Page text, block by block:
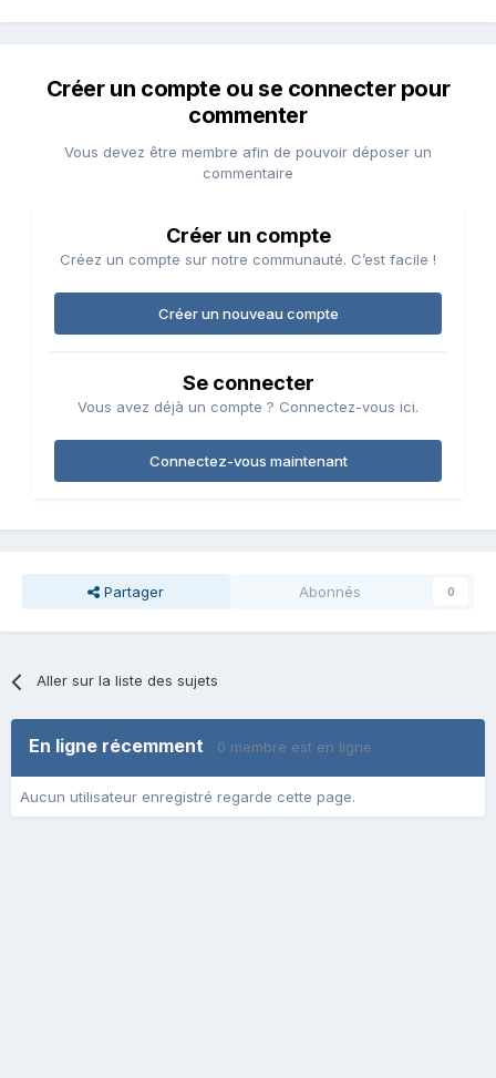
Créer un compte ou se connecter pour
commenter
Vous devez être membre afin de pouvoir déposer un
commentaire
Créer un compte
Créez un compte sur notre communauté. C’est facile !
Créer un nouveau compte
Se connecter
Vous avez déjà un compte ? Connectez-vous ici.
Connectez-vous maintenant
Partager Abonnés 0
Aller sur la liste des sujets
En ligne récemment 0 membre est en ligne
Aucun utilisateur enregistré regarde cette page.